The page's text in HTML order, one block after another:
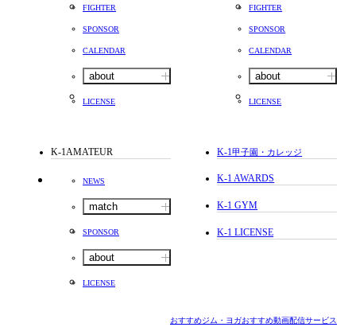
FIGHTER
SPONSOR
CALENDAR
about
LICENSE
FIGHTER
SPONSOR
CALENDAR
about
LICENSE
K-1AMATEUR
NEWS
match
SPONSOR
about
LICENSE
K-1甲子園・カレッジ
K-1 AWARDS
K-1 GYM
K-1 LICENSE
おすすめジム・ヨガおすすめ動画配信サービス